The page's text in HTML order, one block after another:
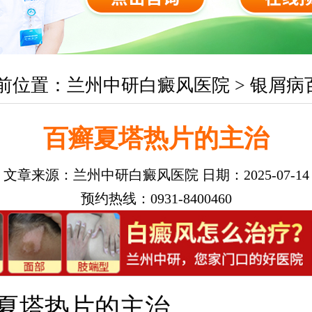
位置： 兰州中研白癜风医院 > 银屑病
百癣夏塔热片的主治
文章来源： 兰州中研白癜风医院日期：2025-07-14
预约热线：0931-8400460